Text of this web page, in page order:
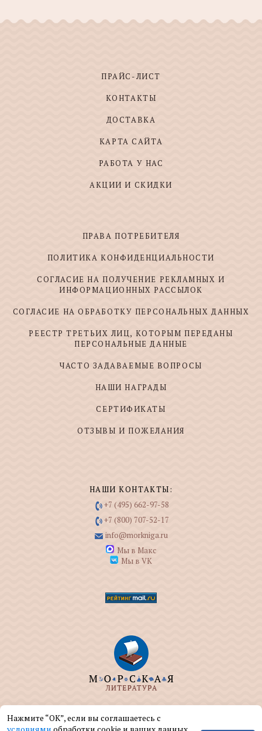
ПРАЙС-ЛИСТ
КОНТАКТЫ
ДОСТАВКА
КАРТА САЙТА
РАБОТА У НАС
АКЦИИ И СКИДКИ
ПРАВА ПОТРЕБИТЕЛЯ
ПОЛИТИКА КОНФИДЕНЦИАЛЬНОСТИ
СОГЛАСИЕ НА ПОЛУЧЕНИЕ РЕКЛАМНЫХ И
ИНФОРМАЦИОННЫХ РАССЫЛОК
СОГЛАСИЕ НА ОБРАБОТКУ ПЕРСОНАЛЬНЫХ ДАННЫХ
РЕЕСТР ТРЕТЬИХ ЛИЦ, КОТОРЫМ ПЕРЕДАНЫ
ПЕРСОНАЛЬНЫЕ ДАННЫЕ
ЧАСТО ЗАДАВАЕМЫЕ ВОПРОСЫ
НАШИ НАГРАДЫ
СЕРТИФИКАТЫ
ОТЗЫВЫ И ПОЖЕЛАНИЯ
НАШИ КОНТАКТЫ:
+7 (495) 662-97-58
+7 (800) 707-52-17
info@morkniga.ru
Мы в Макс
Мы в VK
ООО "МОРКНИГА" занимается изданием и
реализацией книг на морскую тематику.
Нажмите “ОК”, если вы соглашаетесь с